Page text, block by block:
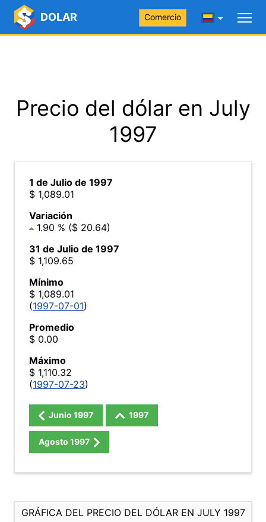
DOLAR Comercio
Precio del dólar en July
1997
1 de Julio de 1997
$ 1,089.01
Variación
1.90 % ($ 20.64)
31 de Julio de 1997
$ 1,109.65
Mínimo
$ 1,089.01
(1997-07-01)
Promedio
$ 0.00
Máximo
$ 1,110.32
(1997-07-23)
Junio 1997 1997
Agosto 1997
GRÁFICA DEL PRECIO DEL DÓLAR EN JULY 1997